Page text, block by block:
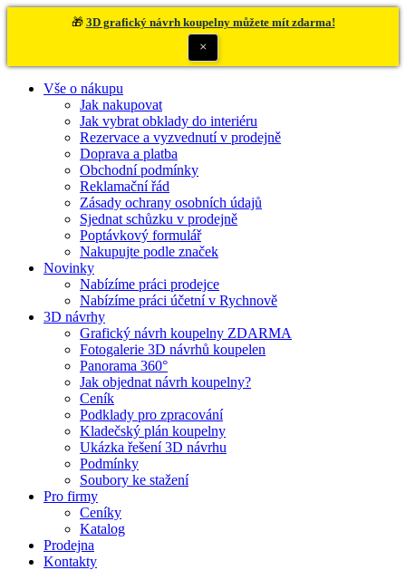
🎁 3D grafický návrh koupelny můžete mít zdarma!
×
Vše o nákupu
Jak nakupovat
Jak vybrat obklady do interiéru
Rezervace a vyzvednutí v prodejně
Doprava a platba
Obchodní podmínky
Reklamační řád
Zásady ochrany osobních údajů
Sjednat schůzku v prodejně
Poptávkový formulář
Nakupujte podle značek
Novinky
Nabízíme práci prodejce
Nabízíme práci účetní v Rychnově
3D návrhy
Grafický návrh koupelny ZDARMA
Fotogalerie 3D návrhů koupelen
Panorama 360°
Jak objednat návrh koupelny?
Ceník
Podklady pro zpracování
Kladečský plán koupelny
Ukázka řešení 3D návrhu
Podmínky
Soubory ke stažení
Pro firmy
Ceníky
Katalog
Prodejna
Kontakty